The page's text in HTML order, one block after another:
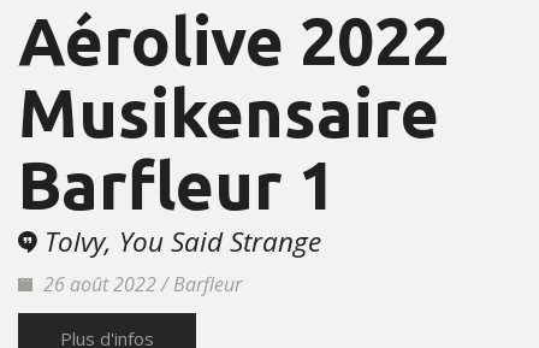
Aérolive 2022
Musikensaire
Barfleur 1
Tolvy, You Said Strange
26 août 2022 / Barfleur
Plus d'infos